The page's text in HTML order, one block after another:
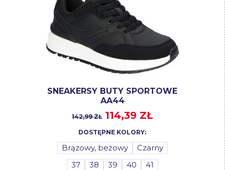
SNEAKERSY BUTY SPORTOWE
AA44
142,99 ZŁ 114,39 ZŁ
DOSTĘPNE KOLORY:
Brązowy, beżowy
Czarny
37
38 39 40 41